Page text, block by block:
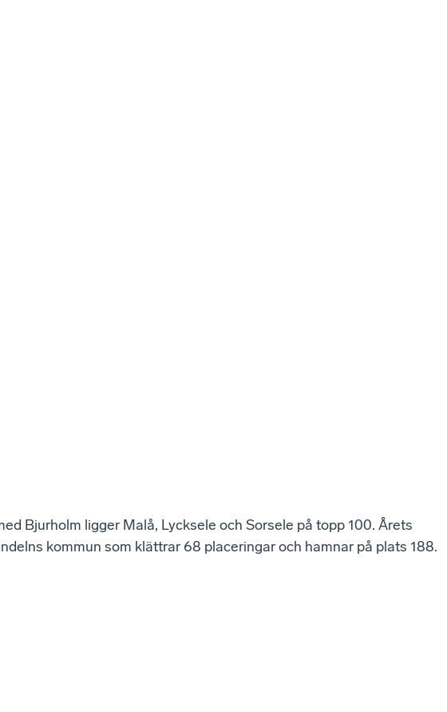
Bjurholm ligger Malå, Lycksele och Sorsele på topp 100. Årets
kommun som klättrar 68 placeringar och hamnar på plats 188.